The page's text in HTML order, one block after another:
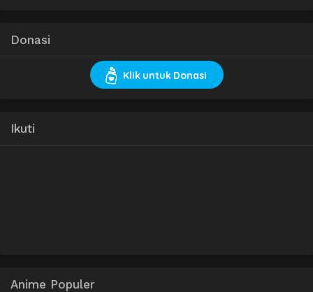
Donasi
Klik untuk Donasi
Ikuti
Anime Populer